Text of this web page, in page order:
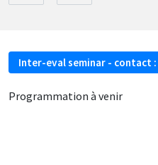
Inter-eval seminar - contact :
Programmation à venir